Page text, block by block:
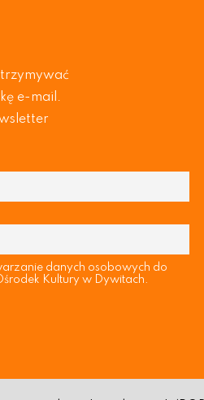
e-mail.
danych osobowych do
Kultury w Dywitach.